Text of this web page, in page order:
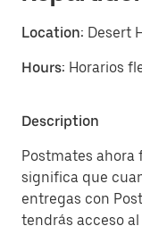
Location: Desert
Hours: Horarios
Description
Postmates ahora
significa que
entregas con
tendrás acceso